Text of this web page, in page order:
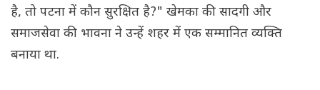
है, तो पटना में कौन सुरक्षित है?" खेमका की सादगी और
समाजसेवा की भावना ने उन्हें शहर में एक सम्मानित व्यक्ति
बनाया था.